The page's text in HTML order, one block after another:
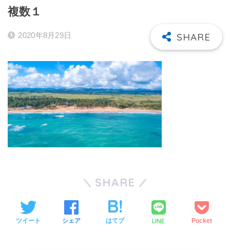
複数１
2020年8月29日
SHARE
ツイート シェア はてブ LINE Pocket